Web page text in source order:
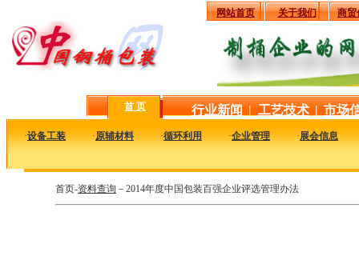
网站首页 关于我们 商贸
首 页 行业新闻 | 工艺技术 | 市场
·设备工装 ·原辅材料 ·循环利用 ·企业管理 ·展会信息
首页-资料查询 －2014年度中国包装百强企业评选管理办法